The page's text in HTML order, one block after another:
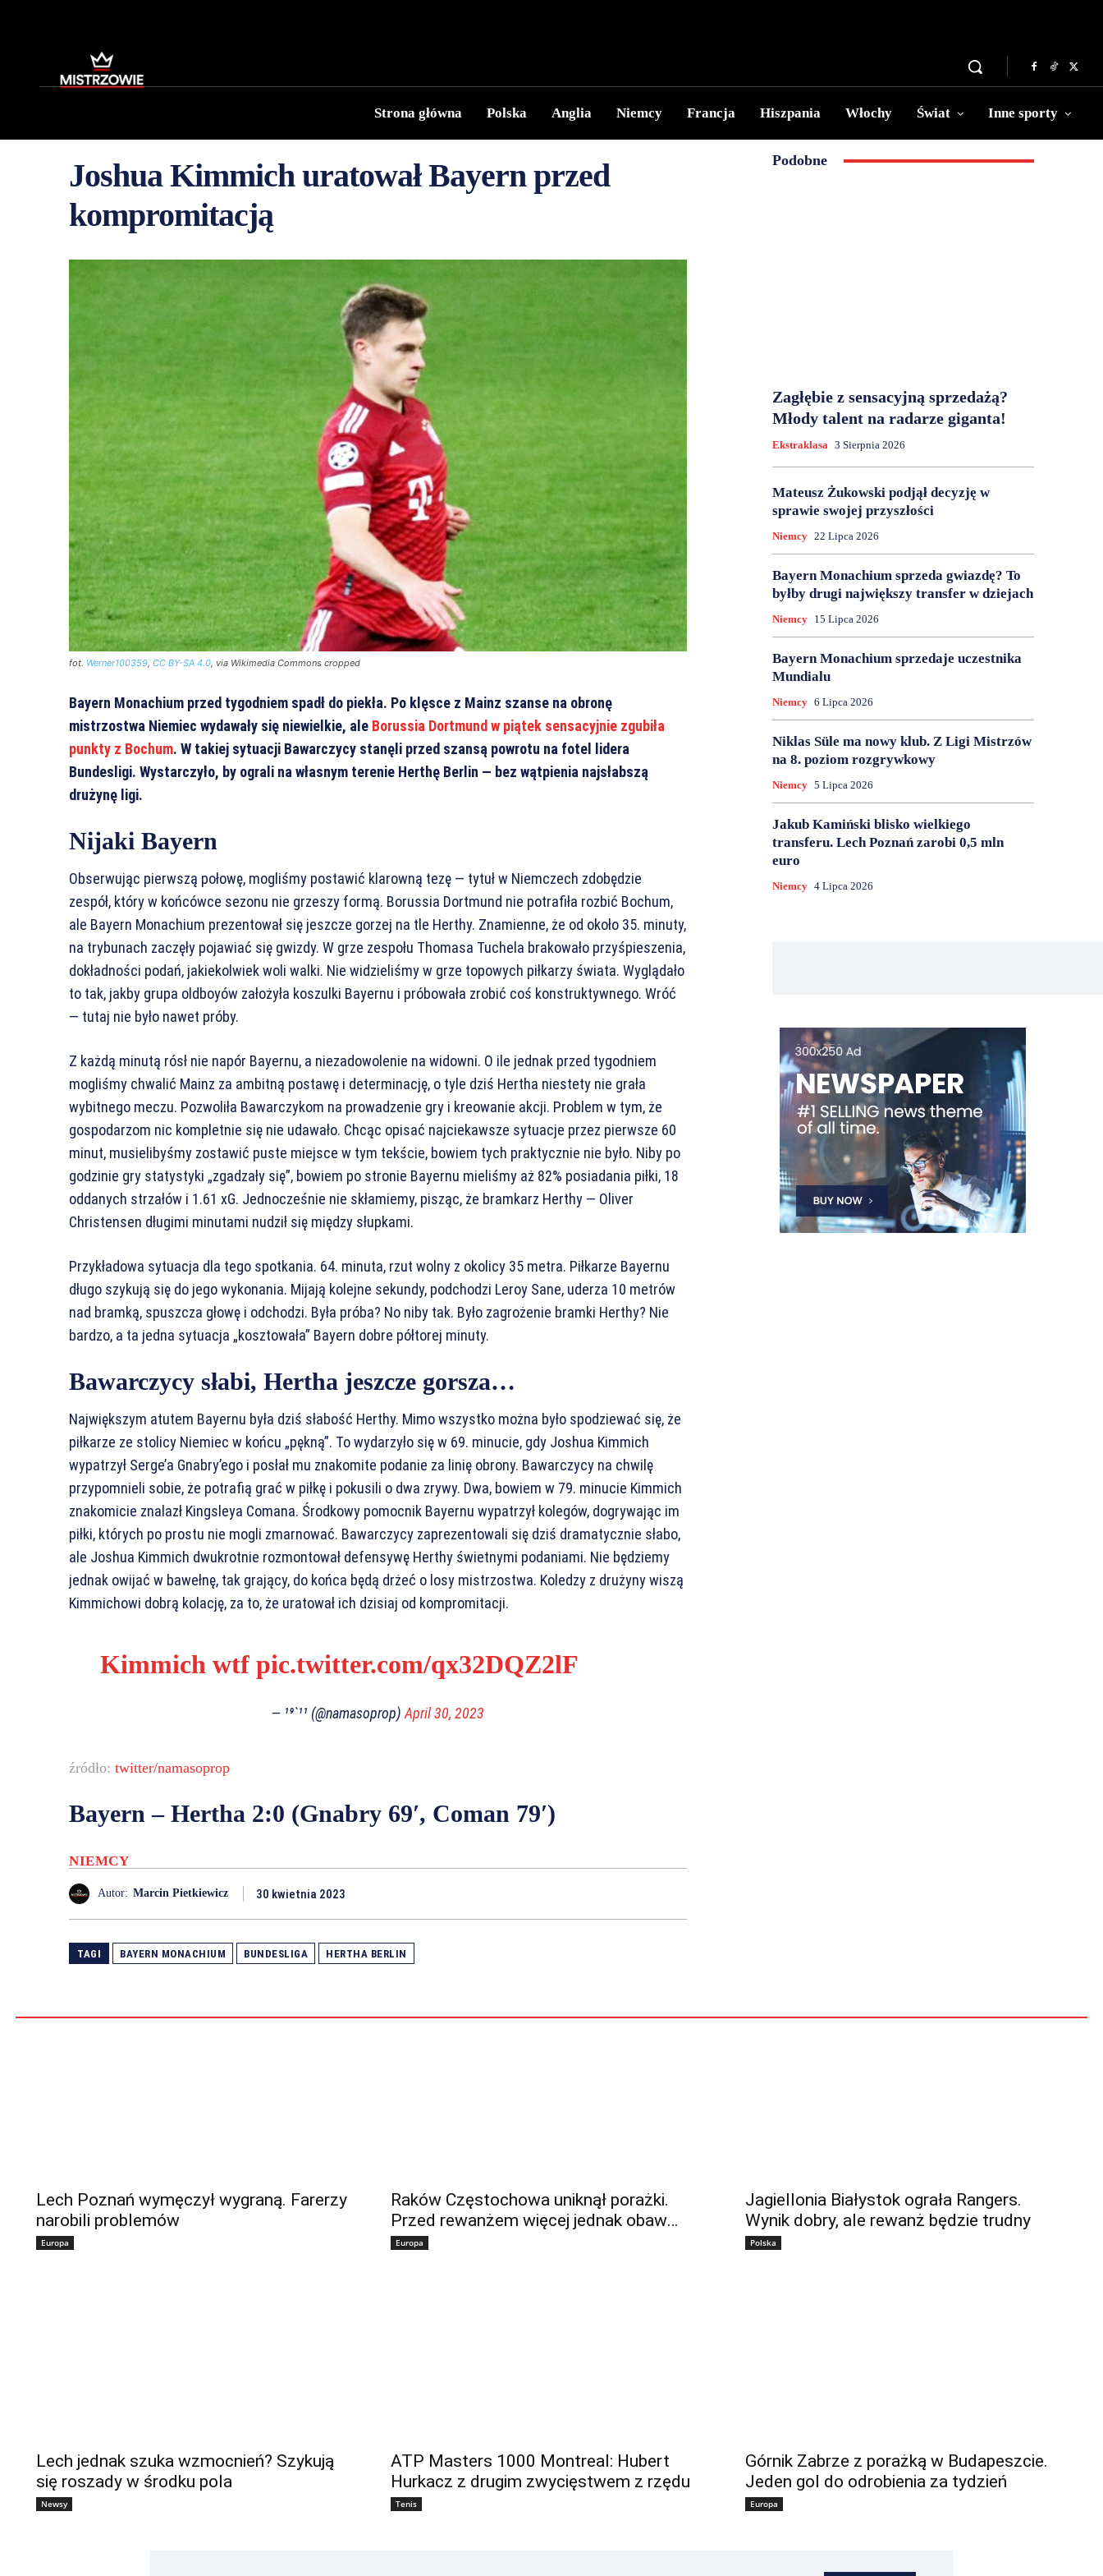
Strona główna Polska Anglia Niemcy Francja Hiszpania Włochy Świat Inne sporty
Joshua Kimmich uratował Bayern przed
kompromitacją
fot. Werner100359, CC BY-SA 4.0, via Wikimedia Commons cropped
Bayern Monachium przed tygodniem spadł do piekła. Po klęsce z Mainz szanse na obronę
mistrzostwa Niemiec wydawały się niewielkie, ale Borussia Dortmund w piątek sensacyjnie zgubiła
punkty z Bochum. W takiej sytuacji Bawarczycy stanęli przed szansą powrotu na fotel lidera
Bundesligi. Wystarczyło, by ograli na własnym terenie Herthę Berlin — bez wątpienia najsłabszą
drużynę ligi.
Nijaki Bayern
Obserwując pierwszą połowę, mogliśmy postawić klarowną tezę — tytuł w Niemczech zdobędzie
zespół, który w końcówce sezonu nie grzeszy formą. Borussia Dortmund nie potrafiła rozbić Bochum,
ale Bayern Monachium prezentował się jeszcze gorzej na tle Herthy. Znamienne, że od około 35. minuty,
na trybunach zaczęły pojawiać się gwizdy. W grze zespołu Thomasa Tuchela brakowało przyśpieszenia,
dokładności podań, jakiekolwiek woli walki. Nie widzieliśmy w grze topowych piłkarzy świata. Wyglądało
to tak, jakby grupa oldboyów założyła koszulki Bayernu i próbowała zrobić coś konstruktywnego. Wróć
— tutaj nie było nawet próby.
Z każdą minutą rósł nie napór Bayernu, a niezadowolenie na widowni. O ile jednak przed tygodniem
mogliśmy chwalić Mainz za ambitną postawę i determinację, o tyle dziś Hertha niestety nie grała
wybitnego meczu. Pozwoliła Bawarczykom na prowadzenie gry i kreowanie akcji. Problem w tym, że
gospodarzom nic kompletnie się nie udawało. Chcąc opisać najciekawsze sytuacje przez pierwsze 60
minut, musielibyśmy zostawić puste miejsce w tym tekście, bowiem tych praktycznie nie było. Niby po
godzinie gry statystyki „zgadzały się”, bowiem po stronie Bayernu mieliśmy aż 82% posiadania piłki, 18
oddanych strzałów i 1.61 xG. Jednocześnie nie skłamiemy, pisząc, że bramkarz Herthy — Oliver
Christensen długimi minutami nudził się między słupkami.
Przykładowa sytuacja dla tego spotkania. 64. minuta, rzut wolny z okolicy 35 metra. Piłkarze Bayernu
długo szykują się do jego wykonania. Mijają kolejne sekundy, podchodzi Leroy Sane, uderza 10 metrów
nad bramką, spuszcza głowę i odchodzi. Była próba? No niby tak. Było zagrożenie bramki Herthy? Nie
bardzo, a ta jedna sytuacja „kosztowała” Bayern dobre półtorej minuty.
Bawarczycy słabi, Hertha jeszcze gorsza…
Największym atutem Bayernu była dziś słabość Herthy. Mimo wszystko można było spodziewać się, że
piłkarze ze stolicy Niemiec w końcu „pękną”. To wydarzyło się w 69. minucie, gdy Joshua Kimmich
wypatrzył Serge’a Gnabry’ego i posłał mu znakomite podanie za linię obrony. Bawarczycy na chwilę
przypomnieli sobie, że potrafią grać w piłkę i pokusili o dwa zrywy. Dwa, bowiem w 79. minucie Kimmich
znakomicie znalazł Kingsleya Comana. Środkowy pomocnik Bayernu wypatrzył kolegów, dogrywając im
piłki, których po prostu nie mogli zmarnować. Bawarczycy zaprezentowali się dziś dramatycznie słabo,
ale Joshua Kimmich dwukrotnie rozmontował defensywę Herthy świetnymi podaniami. Nie będziemy
jednak owijać w bawełnę, tak grający, do końca będą drżeć o losy mistrzostwa. Koledzy z drużyny wiszą
Kimmichowi dobrą kolację, za to, że uratował ich dzisiaj od kompromitacji.
Kimmich wtf pic.twitter.com/qx32DQZ2lF
— ¹⁹`¹¹ (@namasoprop)April 30, 2023
źródło: twitter/namasoprop
Bayern – Hertha 2:0 (Gnabry 69′, Coman 79′)
NIEMCY
Autor: Marcin Pietkiewicz 30 kwietnia 2023
TAGI BAYERN MONACHIUM BUNDESLIGA HERTHA BERLIN
Podobne
Zagłębie z sensacyjną sprzedażą?
Młody talent na radarze giganta!
Ekstraklasa 3 Sierpnia 2026
Mateusz Żukowski podjął decyzję w
sprawie swojej przyszłości
Niemcy 22 Lipca 2026
Bayern Monachium sprzeda gwiazdę? To
byłby drugi największy transfer w dziejach
Niemcy 15 Lipca 2026
Bayern Monachium sprzedaje uczestnika
Mundialu
Niemcy 6 Lipca 2026
Niklas Süle ma nowy klub. Z Ligi Mistrzów
na 8. poziom rozgrywkowy
Niemcy 5 Lipca 2026
Jakub Kamiński blisko wielkiego
transferu. Lech Poznań zarobi 0,5 mln
euro
Niemcy 4 Lipca 2026
Lech Poznań wymęczył wygraną. Farerzy
narobili problemów
Europa
Raków Częstochowa uniknął porażki.
Przed rewanżem więcej jednak obaw…
Europa
Jagiellonia Białystok ograła Rangers.
Wynik dobry, ale rewanż będzie trudny
Polska
Lech jednak szuka wzmocnień? Szykują
się roszady w środku pola
Newsy
ATP Masters 1000 Montreal: Hubert
Hurkacz z drugim zwycięstwem z rzędu
Tenis
Górnik Zabrze z porażką w Budapeszcie.
Jeden gol do odrobienia za tydzień
Europa